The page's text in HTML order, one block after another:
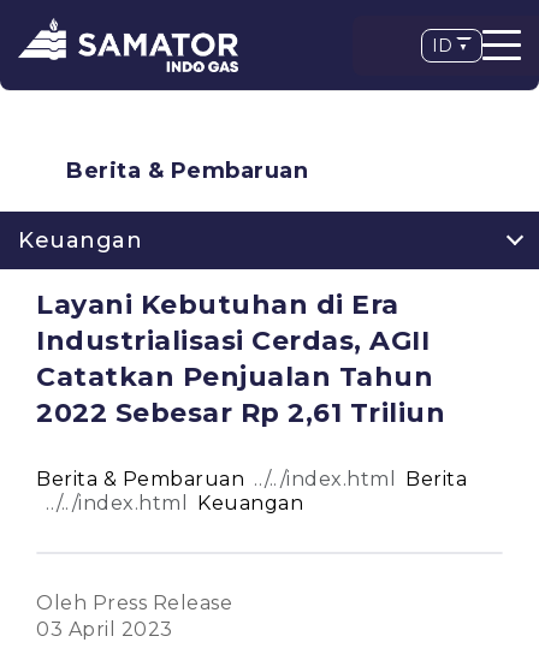
ID
Berita & Pembaruan
Keuangan
Layani Kebutuhan di Era
Industrialisasi Cerdas, AGII
Catatkan Penjualan Tahun
2022 Sebesar Rp 2,61 Triliun
Berita & Pembaruan
Berita
Keuangan
Oleh Press Release
03 April 2023